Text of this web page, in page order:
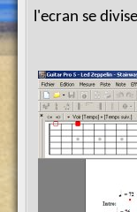
l'ecran se